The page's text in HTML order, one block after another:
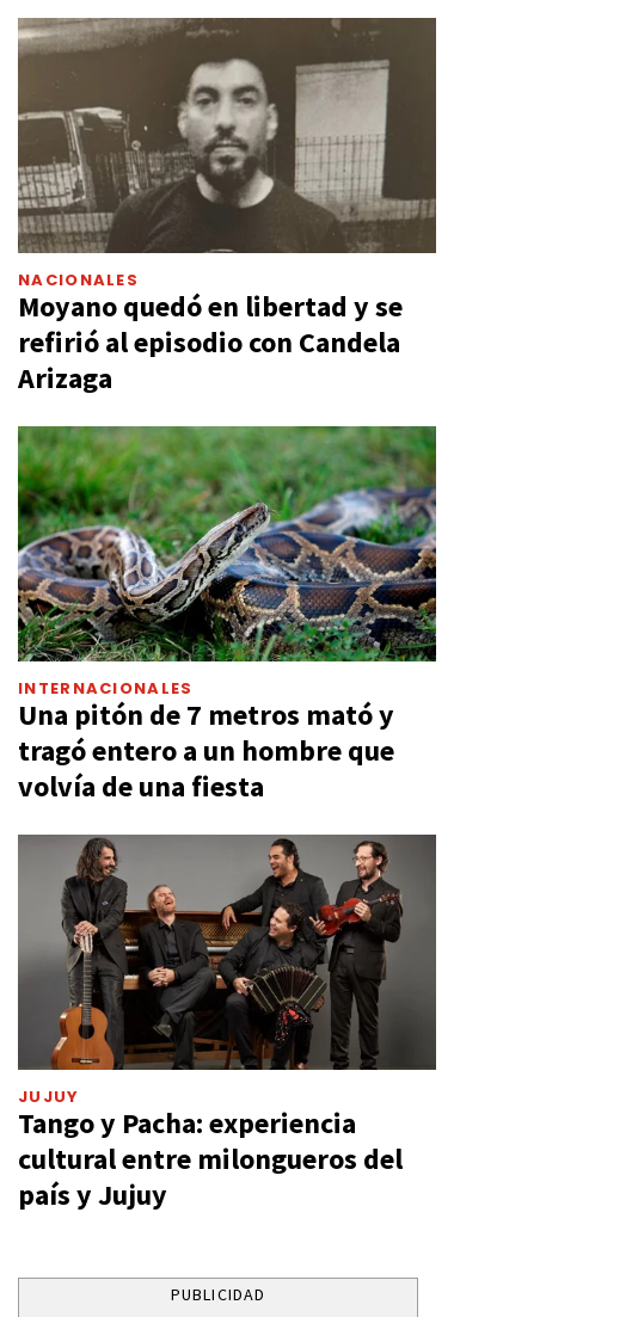
NACIONALES
Moyano quedó en libertad y se
refirió al episodio con Candela
Arizaga
INTERNACIONALES
Una pitón de 7 metros mató y
tragó entero a un hombre que
volvía de una fiesta
JUJUY
Tango y Pacha: experiencia
cultural entre milongueros del
país y Jujuy
PUBLICIDAD